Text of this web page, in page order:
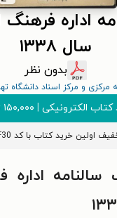
اداره
سال ۱۳۳۸
بدون نظر
مرکزی و مرکز اسناد دانشگاه
کتاب الکترونیکی | ۱۵۰,۰۰۰
اداره